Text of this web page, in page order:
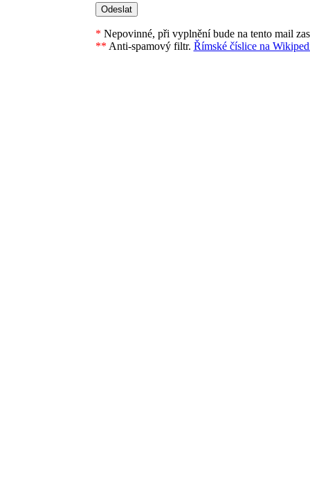
* Nepovinné, při vyplnění bude na tento mail
** Anti-spamový filtr. Římské číslice na